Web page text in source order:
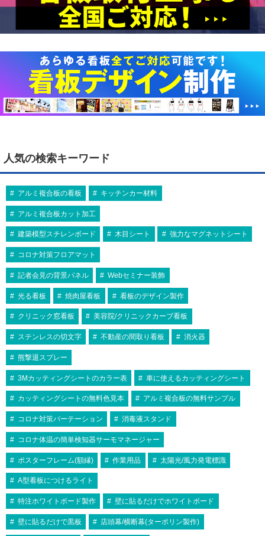
人気の検索キーワード
アルミ複合板の看板 キッチンカー材料
アルミ複合板カット加工
建築模型スチレンボード 木目シート 強力なマグネットシート
コロナ対策フロアマット
記者会見の背景パネル Webセミナー装飾
光る看板 焼肉屋看板 看板のデザイン製作
クリニック窓看板 美容院/クリニックカーブ看板
ステンレスの切文字 不動産の間取り看板 消火器
熊撃退スプレー
3Mカッティングシートのカラー表 車に使えるカッティングシート
カッティングシートの無料色見本 アルミ複合板の無料サンプル
コロナ対策パーテーション 消毒液スタンド
コロナ体温の簡単検知器サーモマネージャー
ポスターフレーム(額縁) 作業用品 太陽光/風力発電標識
A型看板につけるライト
特注ホワイトボード製作 壁に貼るだけでホワイトボード
壁に貼るだけで黒板 店頭幕/横断幕(ターポリン製作)